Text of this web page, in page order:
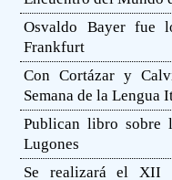
Osvaldo Bayer fue
Frankfurt
Con Cortázar y
Semana de la Lengua
Publican libro
Lugones
Se realizará el XII